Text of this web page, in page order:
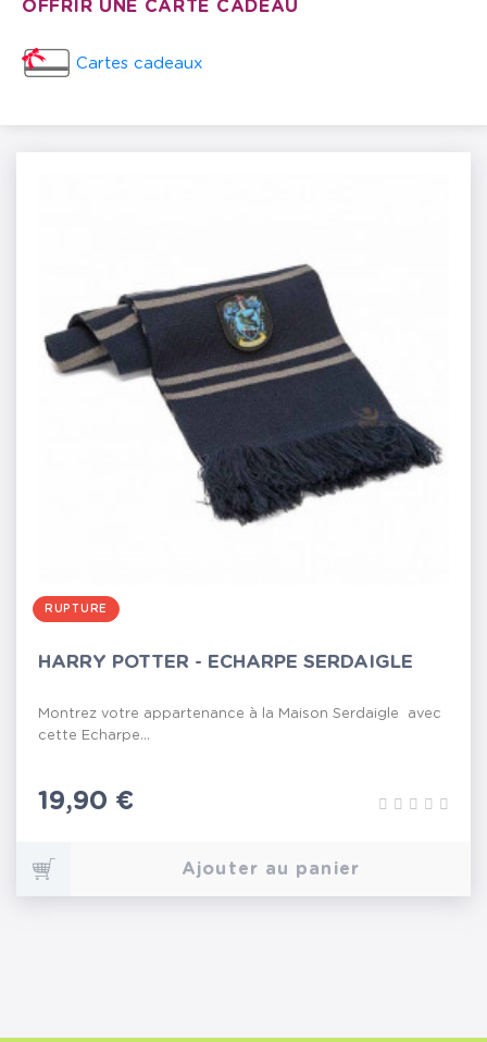
OFFRIR UNE CARTE CADEAU
Cartes cadeaux
RUPTURE
HARRY POTTER - ECHARPE SERDAIGLE
Montrez votre appartenance à la Maison Serdaigle avec
cette Echarpe...
Prix
19,90 €
Ajouter au panier